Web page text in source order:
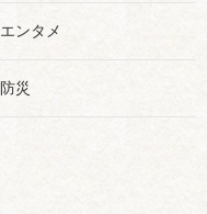
エンタメ
防災